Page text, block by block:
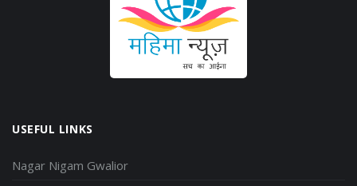
USEFUL LINKS
Nagar Nigam Gwalior